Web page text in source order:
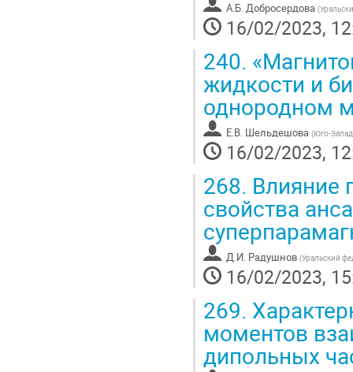
А.Б. Добросердова (
16/02/2023,
240.
жидкости и
однородном
Е.В. Шельдешова (Юго-
16/02/2023,
268. Влияние
свойства
Д.И. Радушнов (Уральский
16/02/2023,
269.
моментов
дипольных